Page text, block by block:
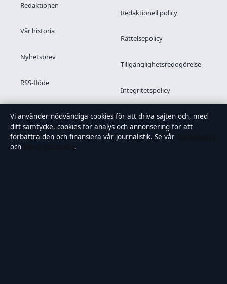
Redaktionen
Vår historia
Nyhetsbrev
RSS-flöde
Redaktionell policy
Rättelsepolicy
Tillgänglighetsredogörelse
Integritetspolicy
Kändisar & integritet
Vi använder nödvändiga cookies för att driva sajten och, med
ditt samtycke, cookies för analys och annonsering för att
förbättra den och finansiera vår journalistik. Se vår
och
.